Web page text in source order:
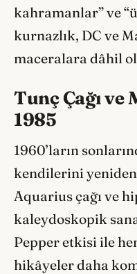
kahramanlar” ve
kurnazlık, DC ve
maceralara dâhil
Tunç Çağı ve
1985
1960’ların
kendilerini yeniden
Aquarius çağı ve
kaleydoskopik
Pepper etkisi ile
hikâyeler daha